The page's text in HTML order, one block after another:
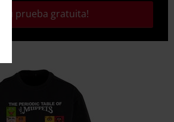
tu prueba gratuita!